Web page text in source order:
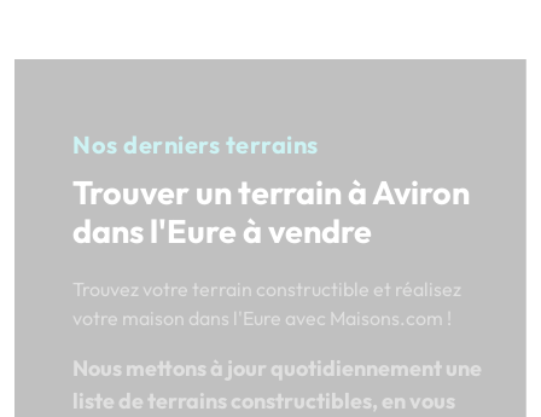
Nos derniers terrains
Trouver un terrain à Aviron
dans l'Eure à vendre
Trouvez votre terrain constructible et réalisez
votre maison dans l'Eure avec Maisons.com !
Nous mettons à jour quotidiennement une
liste de terrains constructibles, en vous